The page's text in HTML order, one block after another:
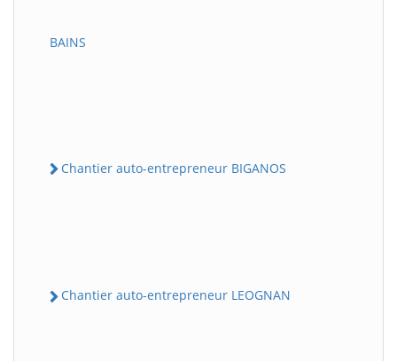
BAINS
Chantier auto-entrepreneur BIGANOS
Chantier auto-entrepreneur LEOGNAN